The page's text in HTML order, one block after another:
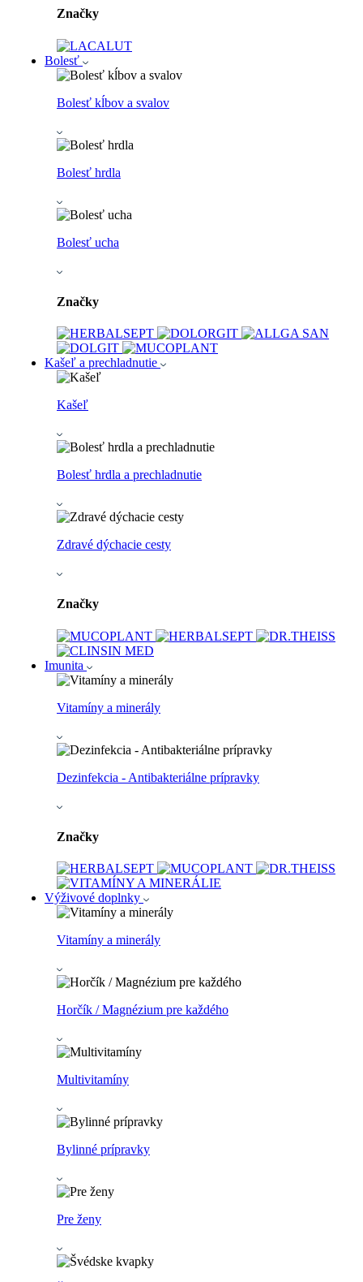
Značky
Bolesť
Bolesť kĺbov a svalov
Bolesť hrdla
Bolesť ucha
Značky
Kašeľ a prechladnutie
Kašeľ
Bolesť hrdla a prechladnutie
Zdravé dýchacie cesty
Značky
Imunita
Vitamíny a minerály
Dezinfekcia - Antibakteriálne prípravky
Značky
Výživové doplnky
Vitamíny a minerály
Horčík / Magnézium pre každého
Multivitamíny
Bylinné prípravky
Pre ženy